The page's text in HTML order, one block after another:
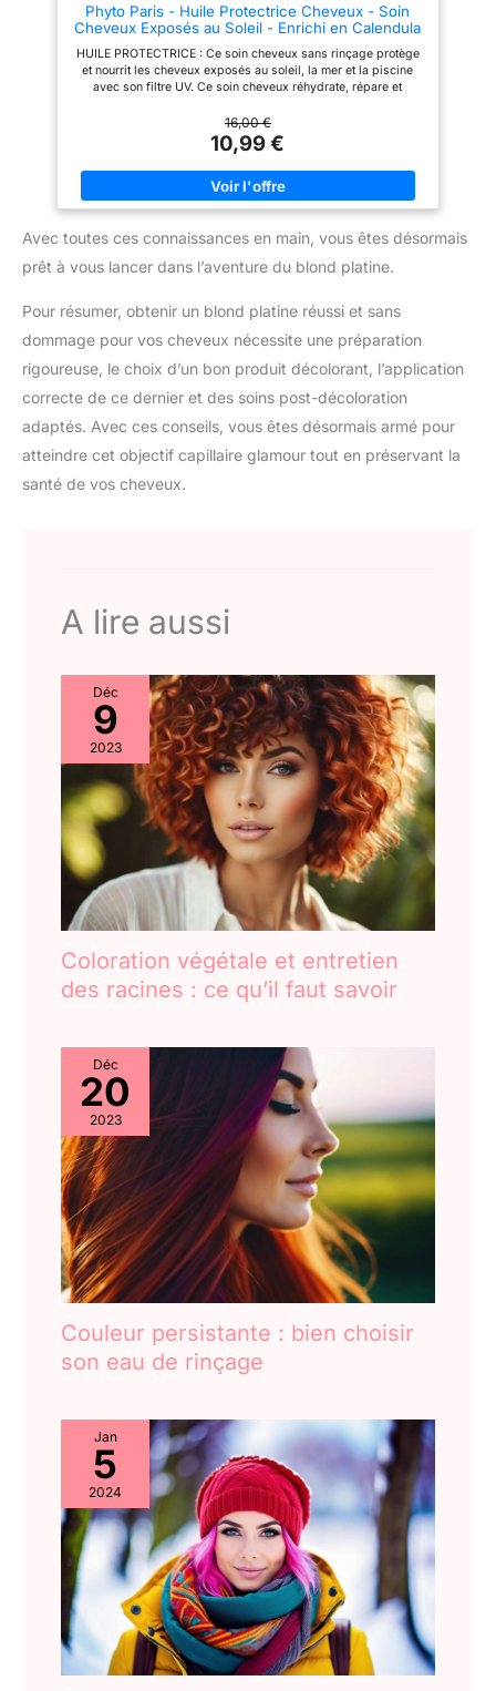
appliquer. Secouez et mélangez
les 2 phases du soin démêlant
cheveux secs avant de vous
exposer au soleil. Renouvelez
plusieurs fois lors de
Revlon Professional Protection
Solaire agit comme un primer
pour vos cheveux. Ce soin des
fibre capillaire, contrôle des
frisottis. Il rend les cheveux
soyeux tout en offrant une
220°. Ainsi, ce soin cheveux
votre routine de soins
capillaires lorsque vous passez
du temps au soleil.
Phyto Paris - Huile Protectrice Cheveux - Soin
Cheveux Exposés au Soleil - Enrichi en Calendula
Brillance et Douceur - Soin sans Rinçage Filtre UV
HUILE PROTECTRICE : Ce soin cheveux sans rinçage protège
et nourrit les cheveux exposés au soleil, la mer et la piscine
avec son filtre UV. Ce soin cheveux réhydrate, répare et
cheveux sur cheveux secs ou mouillés et sur votre cuir chevelu
avant et pendant l’exposition. Renouveler après chaque bain.
L’indispensable pour un effet «wet look» BÉNÉFICES: Après 14
jours d'utilisation, 100% des utilisatrices constatent que l'huile
cheveux protège contre les effets néfastes du soleil, sel et
chlore, 95% constatent que leur couleur est protégée FORMULE
cheveux sans rinçage nourrit et adoucit la fibre capillaire.
antioxydantes LA PUISSANCE BOTANIQUE : Phyto Paris
cheveux profonds pour des cheveux plus forts, un cuir chevelu
rééquilibré et une matière sublimée
16,00 €
10,99 €
Avec toutes ces connaissances en main, vous êtes désormais
prêt à vous lancer dans l’aventure du blond platine.
Pour résumer, obtenir un blond platine réussi et sans
dommage pour vos cheveux nécessite une préparation
rigoureuse, le choix d’un bon produit décolorant, l’application
correcte de ce dernier et des soins post-décoloration
adaptés. Avec ces conseils, vous êtes désormais armé pour
atteindre cet objectif capillaire glamour tout en préservant la
santé de vos cheveux.
A lire aussi
Déc
9
2023
Coloration végétale et entretien
des racines : ce qu’il faut savoir
Déc
20
2023
Couleur persistante : bien choisir
son eau de rinçage
Jan
5
2024